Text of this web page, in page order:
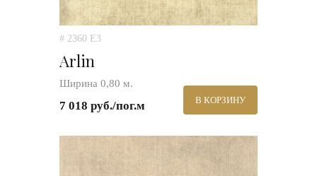
# 2360 E3
Arlin
Ширина 0,80 м.
7 018 руб./пог.м В КОРЗИНУ